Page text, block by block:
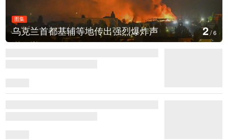
图集
乌克兰首都基辅等地传出强烈爆炸声 2/6